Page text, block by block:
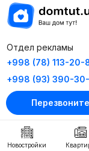
Новостройки
Отдел рекламы
+998 (78) 113-20-
+998 (93) 390-
Пн-Пт. С 9:30 до
RU UZ